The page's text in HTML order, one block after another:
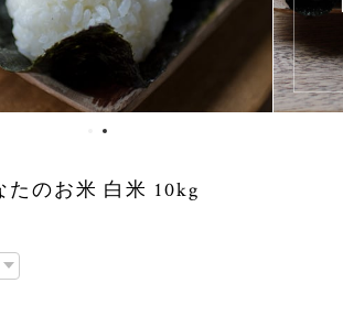
のお米 白米 10kg